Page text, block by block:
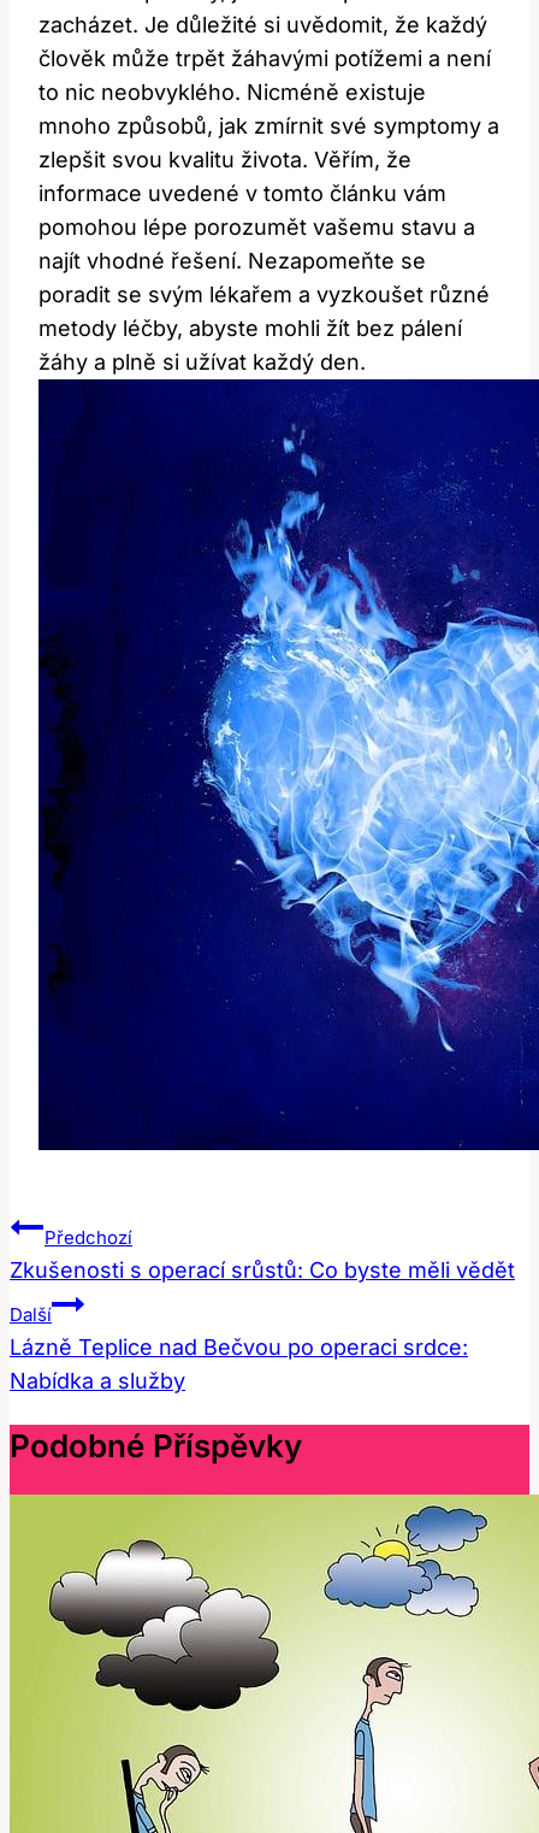
zacházet. Je důležité si uvědomit, že každý
člověk může trpět žáhavými potížemi a není
to nic neobvyklého. Nicméně existuje
mnoho způsobů, jak zmírnit své symptomy a
zlepšit svou kvalitu života. Věřím, že
informace uvedené v tomto článku vám
pomohou lépe porozumět vašemu stavu a
najít vhodné řešení. Nezapomeňte se
poradit se svým lékařem a vyzkoušet různé
metody léčby, abyste mohli žít bez pálení
žáhy a plně si užívat každý den.
Navigace
Pro
Příspěvek
Předchozí
Zkušenosti s operací srůstů: Co byste měli vědět
Další
Lázně Teplice nad Bečvou po operaci srdce:
Nabídka a služby
Podobné Příspěvky